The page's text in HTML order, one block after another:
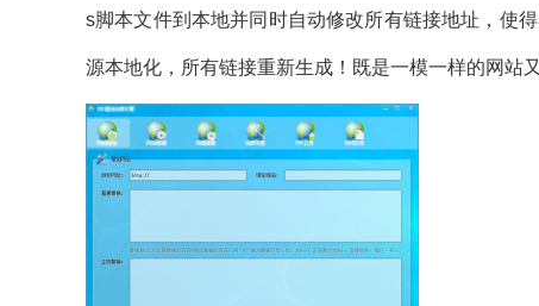
s脚本文件到本地并同时自动修改所有链接地址，使
源本地化，所有链接重新生成！既是一模一样的网站